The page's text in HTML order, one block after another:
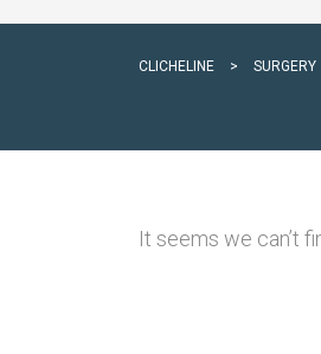
CLICHELINE > SURGERY
It seems we can’t